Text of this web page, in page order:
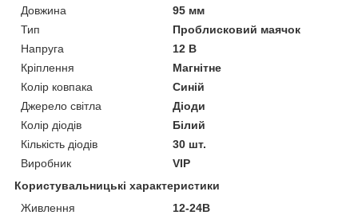
Довжина
95 мм
Тип
Проблисковий маячок
Напруга
12 В
Кріплення
Магнітне
Колір ковпака
Синій
Джерело світла
Діоди
Колір діодів
Білий
Кількість діодів
30 шт.
Виробник
VIP
Користувальницькі характеристики
Живлення
12-24В